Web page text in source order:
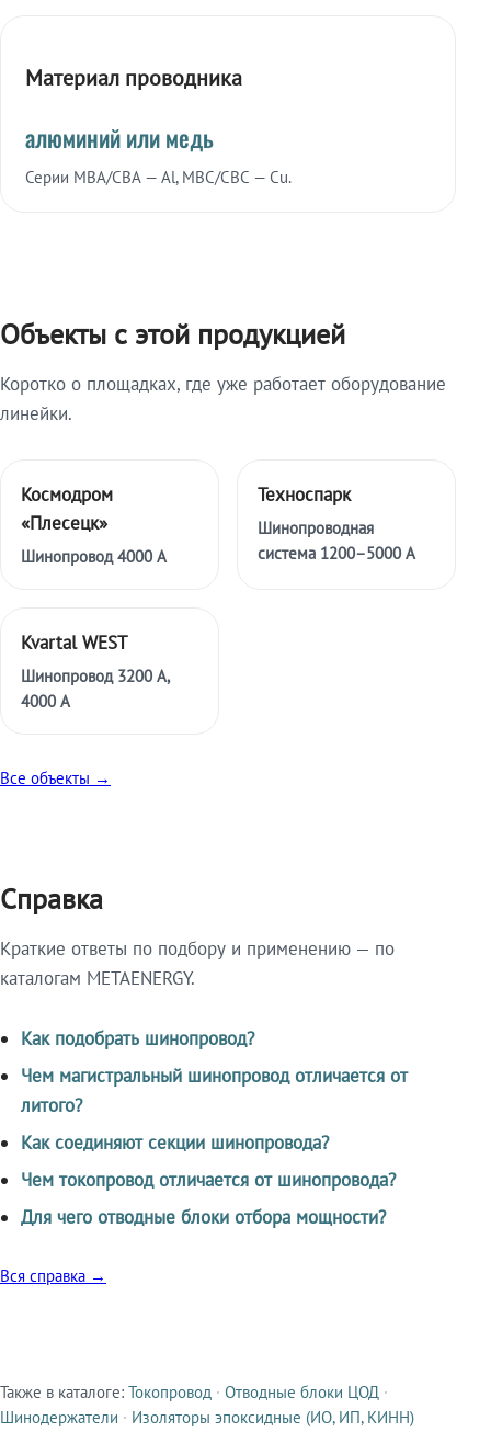
Материал проводника
алюминий или медь
Серии МВА/СВА — Al, МВС/СВС — Cu.
Объекты с этой продукцией
Коротко о площадках, где уже работает оборудование
линейки.
Космодром
«Плесецк»
Шинопровод 4000 А
Техноспарк
Шинопроводная
система 1200–5000 А
Kvartal WEST
Шинопровод 3200 А,
4000 А
Все объекты →
Справка
Краткие ответы по подбору и применению — по
каталогам METAENERGY.
Как подобрать шинопровод?
Чем магистральный шинопровод отличается от
литого?
Как соединяют секции шинопровода?
Чем токопровод отличается от шинопровода?
Для чего отводные блоки отбора мощности?
Вся справка →
Смежные продукты
Также в каталоге: Токопровод · Отводные блоки ЦОД ·
Шинодержатели · Изоляторы эпоксидные (ИО, ИП, КИНН)